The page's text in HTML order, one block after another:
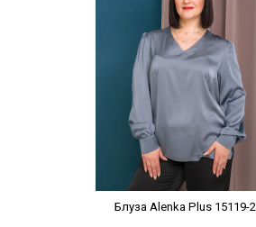
Блуза Alenka Plus 15119-2